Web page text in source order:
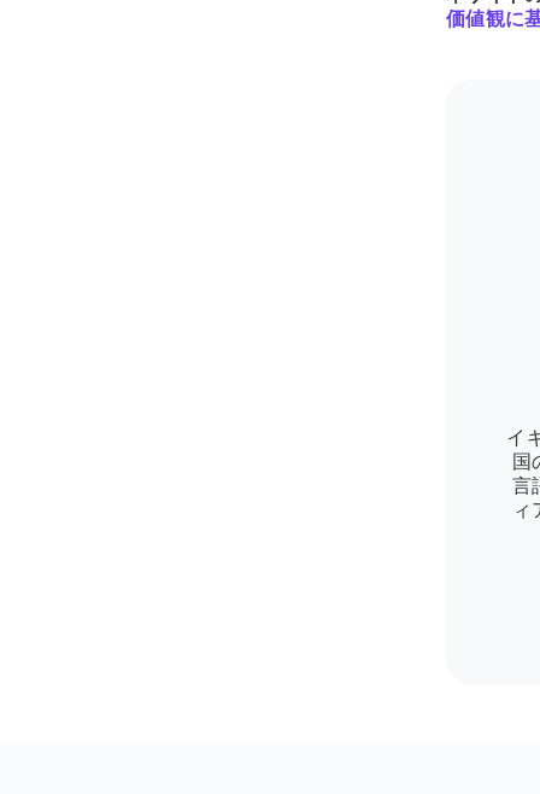
価値観に
イ
国
言
ィ